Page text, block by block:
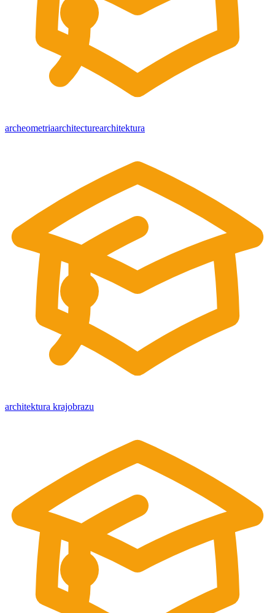
archeometriaarchitecturearchitektura
architektura krajobrazu